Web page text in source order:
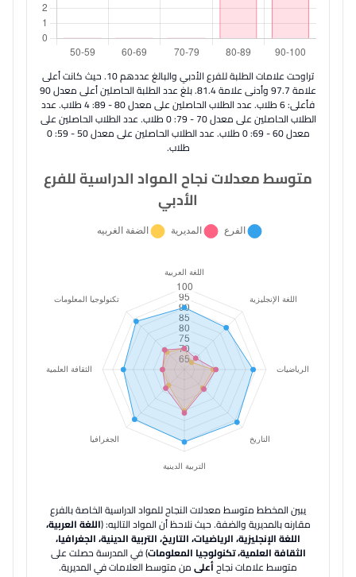
تراوحت علامات الطلبة للفرع الأدبي والبالغ عددهم 10. حيث كانت أعلى
علامة 97.7 وأدنى علامة 81.4. بلغ عدد الطلبة الحاصلين أعلى معدل 90
فأعلى: 6 طلاب. عدد الطلاب الحاصلين على معدل 80 - 89: 4 طلاب. عدد
الطلاب الحاصلين على معدل 70 - 79: 0 طلاب. عدد الطلاب الحاصلين على
معدل 60 - 69: 0 طلاب. عدد الطلاب الحاصلين على معدل 50 - 59: 0
طلاب.
متوسط معدلات نجاح المواد الدراسية للفرع
الأدبي
يبين المخطط متوسط معدلات النجاح للمواد الدراسية الخاصة بالفرع
مقارنه بالمديرية والضفة.حيث نلاحظ أن المواد التاليه: (اللغة العربية،
اللغة الإنجليزية، الرياضيات، التاريخ، التربية الدينية، الجغرافيا،
الثقافة العلمية، تكنولوجيا المعلومات) في المدرسة حصلت على
متوسط علامات نجاحأعلىمن متوسط العلامات في المديرية.